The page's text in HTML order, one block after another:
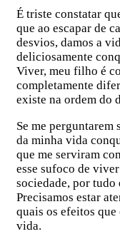
É triste constatar
que ao escapar de
desvios, damos a
deliciosamente
Viver, meu filho é
completamente
existe na ordem do
Se me
da minha vida
que me serviram
esse sufoco de
sociedade, por tudo
Precisamos estar
quais os efeitos que
vida.